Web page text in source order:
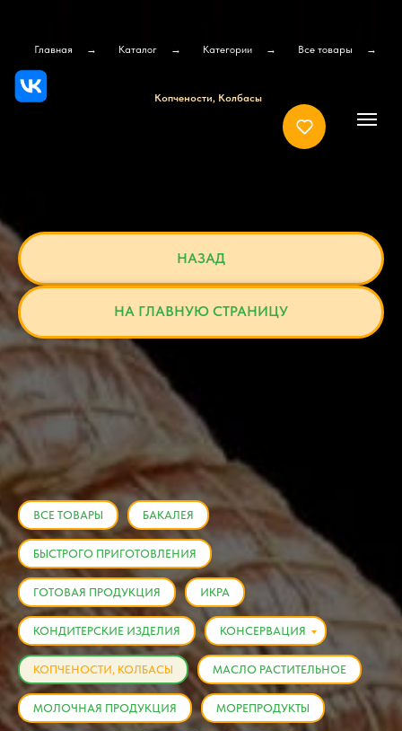
Главная → Каталог → Категории → Все товары →
Копчености, Колбасы
НАЗАД
НА ГЛАВНУЮ СТРАНИЦУ
ВСЕ ТОВАРЫ БАКАЛЕЯ
БЫСТРОГО ПРИГОТОВЛЕНИЯ
ГОТОВАЯ ПРОДУКЦИЯ ИКРА
КОНДИТЕРСКИЕ ИЗДЕЛИЯ КОНСЕРВАЦИЯ
КОПЧЕНОСТИ, КОЛБАСЫ МАСЛО РАСТИТЕЛЬНОЕ
МОЛОЧНАЯ ПРОДУКЦИЯ МОРЕПРОДУКТЫ